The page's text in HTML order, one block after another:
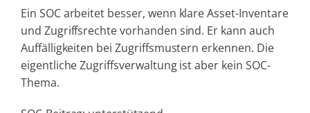
Ein SOC arbeitet besser, wenn klare Asset-Inventare
und Zugriffsrechte vorhanden sind. Er kann auch
Auffälligkeiten bei Zugriffsmustern erkennen. Die
eigentliche Zugriffsverwaltung ist aber kein SOC-
Thema.